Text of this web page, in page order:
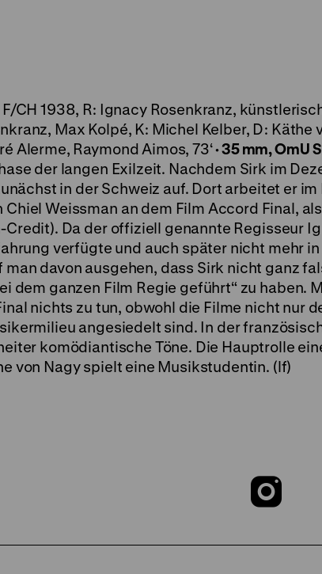
F/CH 1938, R: Ignacy Rosenkranz,
Max Kolpé, K: Michel Kelber, D: Käthe
Alerme, Raymond Aimos, 73‘·35 mm, OmU
der langen Exilzeit. Nachdem Sirk im
in der Schweiz auf. Dort arbeitet er im
Chiel Weissman an dem Film Accord Final,
Credit). Da der offiziell genannte Regisseur
verfügte und auch später nicht mehr
davon ausgehen, dass Sirk nicht ganz
dem ganzen Film Regie geführt“ zu haben.
nichts zu tun, obwohl die Filme nicht nur
angesiedelt sind. In der
komödiantische Töne. Die Hauptrolle
von Nagy spielt eine Musikstudentin. (lf)
Zu